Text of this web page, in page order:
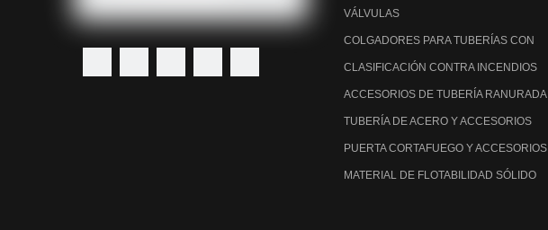
VÁLVULAS
COLGADORES PARA TUBERÍAS CON
CLASIFICACIÓN CONTRA INCENDIOS
ACCESORIOS DE TUBERÍA RANURADA
TUBERÍA DE ACERO Y ACCESORIOS
PUERTA CORTAFUEGO Y ACCESORIOS
MATERIAL DE FLOTABILIDAD SÓLIDO